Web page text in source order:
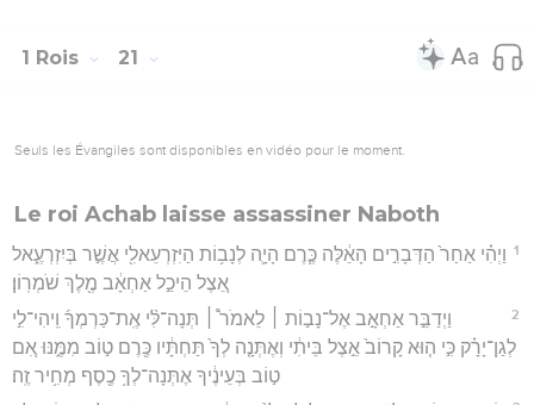
1 Rois 21
Seuls les Évangiles sont disponibles en vidéo pour le moment.
Le roi Achab laisse assassiner Naboth
1 וַיְהִ֗י אַחַר֙ הַדְּבָרִ֣ים הָאֵ֔לֶּה כֶּ֧רֶם הָיָ֛ה לְנָב֥וֹת הַיִּזְרְעֵאלִ֖י אֲשֶׁ֣ר בְּיִזְרְעֶ֑אל
אֵ֚צֶל הֵיכַ֣ל אַחְאָ֔ב מֶ֖לֶךְ שֹׁמְרֽוֹן׃
2
וַיְדַבֵּ֣ר אַחְאָ֣ב אֶל־נָב֣וֹת ׀ לֵאמֹר֩ ׀ תְּנָה־לִּ֨י אֶֽת־כַּרְמְךָ֜ וִֽיהִי־לִ֣י
לְגַן־יָרָ֗ק כִּ֣י ה֤וּא קָרוֹב֙ אֵ֣צֶל בֵּיתִ֔י וְאֶתְּנָ֤ה לְךָ֙ תַּחְתָּ֔יו כֶּ֖רֶם ט֣וֹב מִמֶּ֑נּוּ אִ֚ם
ט֣וֹב בְּעֵינֶ֔יךָ אֶתְּנָה־לְךָ֥ כֶ֖סֶף מְחִ֥יר זֶֽה׃